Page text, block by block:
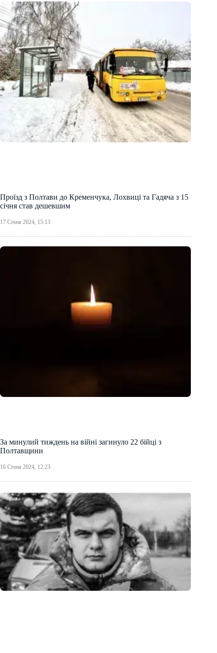
Проїзд з Полтави до Кременчука, Лохвиці та Гадяча з 15
січня став дешевшим
17 Січня 2024, 15:13
За минулий тиждень на війні загинуло 22 бійці з
Полтавщини
16 Січня 2024, 12:23